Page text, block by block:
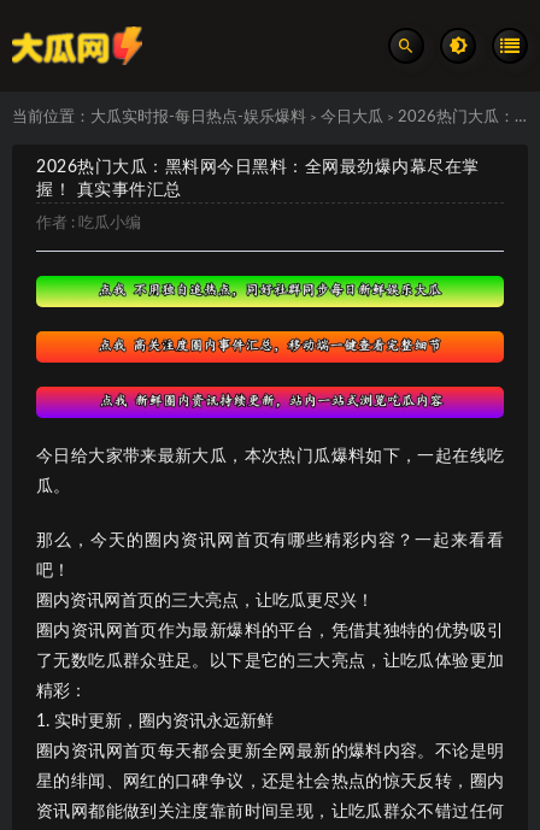
当前位置： 大瓜实时报-每日热点-娱乐爆料 > 今日大瓜 > 2026热门大瓜：黑料网今日黑料：全网最劲爆内幕尽在掌握！ 真实事件汇总
2026热门大瓜：黑料网今日黑料：全网最劲爆内幕尽在掌
握！ 真实事件汇总
作者 : 吃瓜小编
今日给大家带来最新大瓜，本次热门瓜爆料如下，一起在线吃
瓜。
那么，今天的圈内资讯网首页有哪些精彩内容？一起来看看
吧！
圈内资讯网首页的三大亮点，让吃瓜更尽兴！
圈内资讯网首页作为最新爆料的平台，凭借其独特的优势吸引
了无数吃瓜群众驻足。以下是它的三大亮点，让吃瓜体验更加
精彩：
1. 实时更新，圈内资讯永远新鲜
圈内资讯网首页每天都会更新全网最新的爆料内容。不论是明
星的绯闻、网红的口碑争议，还是社会热点的惊天反转，圈内
资讯网都能做到关注度靠前时间呈现，让吃瓜群众不错过任何